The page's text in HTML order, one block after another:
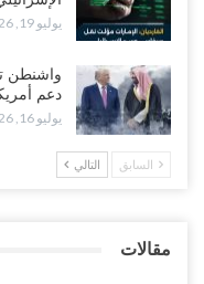
وسط غضبٍ جنوباً.. دعوات
للتجنيد إلى ساحة لتصفية
“تعز“| مع اقتراب إعادة
لإشعال حرب..!
أغسطس 2, 2026
أغسطس 2, 2026
يوليو 19, 2026
واشنطن
دعم
يوليو 16, 2026
السابق التالي
مقالات